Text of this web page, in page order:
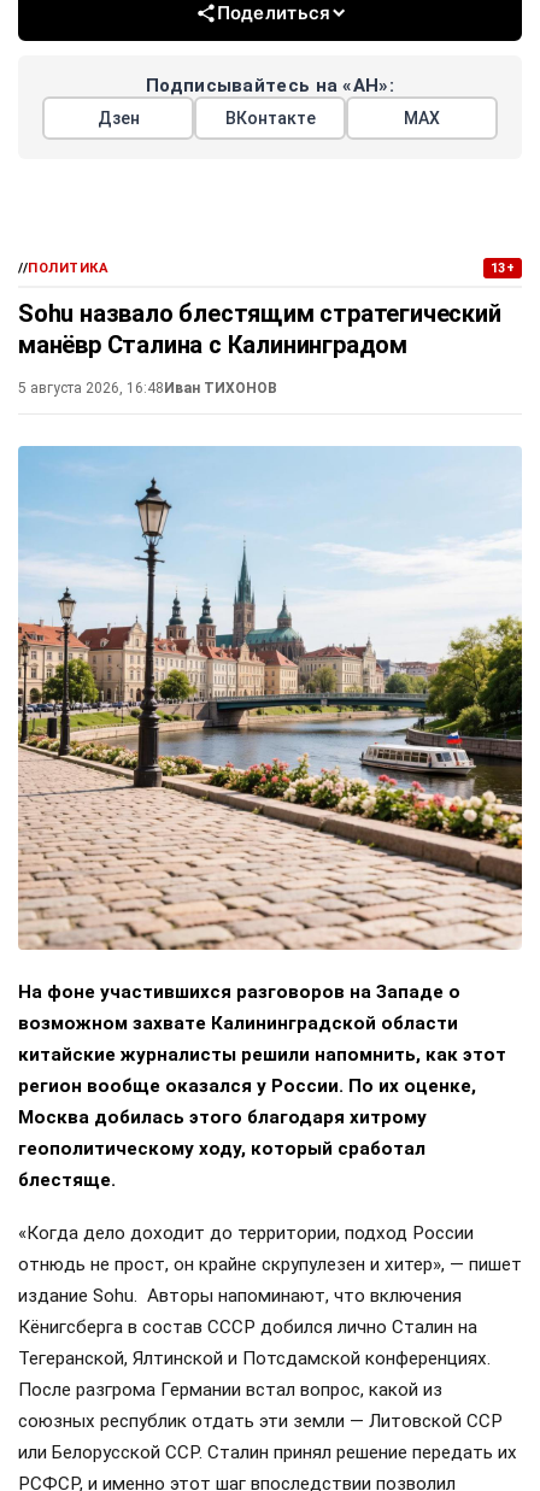
Поделиться
Подписывайтесь на «АН»:
Дзен ВКонтакте МАХ
//ПОЛИТИКА 13+
Sohu назвало блестящим стратегический
манёвр Сталина с Калининградом
5 августа 2026, 16:48 Иван ТИХОНОВ
На фоне участившихся разговоров на Западе о
возможном захвате Калининградской области
китайские журналисты решили напомнить, как этот
регион вообще оказался у России. По их оценке,
Москва добилась этого благодаря хитрому
геополитическому ходу, который сработал
блестяще.
«Когда дело доходит до территории, подход России
отнюдь не прост, он крайне скрупулезен и хитер», — пишет
издание Sohu. Авторы напоминают, что включения
Кёнигсберга в состав СССР добился лично Сталин на
Тегеранской, Ялтинской и Потсдамской конференциях.
После разгрома Германии встал вопрос, какой из
союзных республик отдать эти земли — Литовской ССР
или Белорусской ССР. Сталин принял решение передать их
РСФСР, и именно этот шаг впоследствии позволил